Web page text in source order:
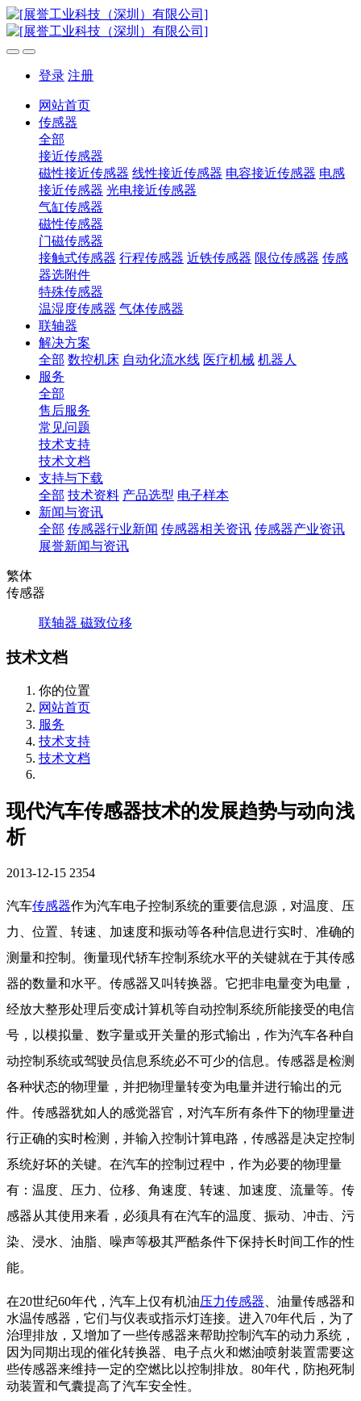
登录 注册
网站首页
传感器
全部
接近传感器
磁性接近传感器 线性接近传感器 电容接近传感器 电感
接近传感器 光电接近传感器
气缸传感器
磁性传感器
门磁传感器
接触式传感器 行程传感器 近铁传感器 限位传感器 传感
器选附件
特殊传感器
温湿度传感器 气体传感器
联轴器
解决方案
全部 数控机床 自动化流水线 医疗机械 机器人
服务
全部
售后服务
常见问题
技术支持
技术文档
支持与下载
全部 技术资料 产品选型 电子样本
新闻与资讯
全部 传感器行业新闻 传感器相关资讯 传感器产业资讯
展誉新闻与资讯
繁体
传感器
联轴器 磁致位移
技术文档
你的位置
网站首页
服务
技术支持
技术文档
现代汽车传感器技术的发展趋势与动向浅
析
2013-12-15 2354
汽车传感器作为汽车电子控制系统的重要信息源，对温度、压
力、位置、转速、加速度和振动等各种信息进行实时、准确的
测量和控制。衡量现代轿车控制系统水平的关键就在于其传感
器的数量和水平。传感器又叫转换器。它把非电量变为电量，
经放大整形处理后变成计算机等自动控制系统所能接受的电信
号，以模拟量、数字量或开关量的形式输出，作为汽车各种自
动控制系统或驾驶员信息系统必不可少的信息。传感器是检测
各种状态的物理量，并把物理量转变为电量并进行输出的元
件。传感器犹如人的感觉器官，对汽车所有条件下的物理量进
行正确的实时检测，并输入控制计算电路，传感器是决定控制
系统好坏的关键。在汽车的控制过程中，作为必要的物理量
有：温度、压力、位移、角速度、转速、加速度、流量等。传
感器从其使用来看，必须具有在汽车的温度、振动、冲击、污
染、浸水、油脂、噪声等极其严酷条件下保持长时间工作的性
能。
在20世纪60年代，汽车上仅有机油压力传感器 、油量传感器和
水温传感器，它们与仪表或指示灯连接。进入70年代后，为了
治理排放，又增加了一些传感器来帮助控制汽车的动力系统，
因为同期出现的催化转换器、电子点火和燃油喷射装置需要这
些传感器来维持一定的空燃比以控制排放。80年代，防抱死制
动装置和气囊提高了汽车安全性。